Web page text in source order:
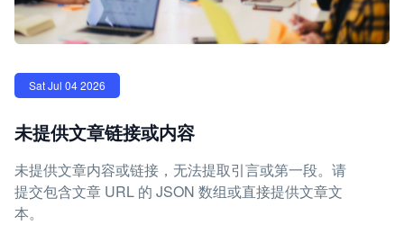
Sat Jul 04 2026
未提供文章链接或内容
未提供文章内容或链接，无法提取引言或第一段。请
提交包含文章 URL 的 JSON 数组或直接提供文章文
本。